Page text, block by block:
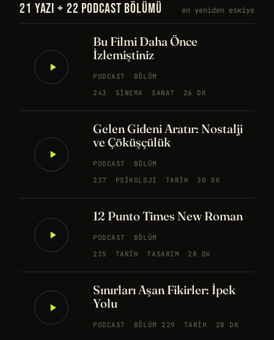
21 YAZI + 22 PODCAST BÖLÜMÜ en yeniden eskiye
Bu Filmi Daha Önce
İzlemiştiniz
PODCAST
BÖLÜM
243
SINEMA SANAT 26 DK
Gelen Gideni Aratır: Nostalji
ve Çöküşçülük
PODCAST
BÖLÜM
237
PSIKOLOJI TARIH 30 DK
12 Punto Times New Roman
PODCAST
BÖLÜM
235
TARIH TASARIM 28 DK
Sınırları Aşan Fikirler: İpek
Yolu
PODCAST BÖLÜM 229 TARIH 28 DK